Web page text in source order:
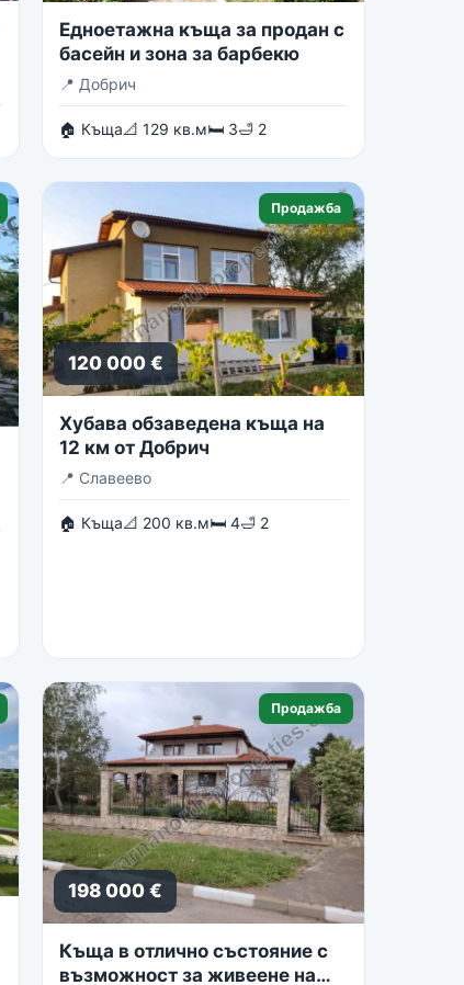
Едноетажна къща за продан с
басейн и зона за барбекю
📍 Добрич
🏠 Къща📐 129 кв.м🛏 3🛁 2
Продажба
120 000 €
Хубава обзаведена къща на
12 км от Добрич
📍 Славеево
🏠 Къща📐 200 кв.м🛏 4🛁 2
Продажба
198 000 €
Къща в отлично състояние с
възможност за живеене на